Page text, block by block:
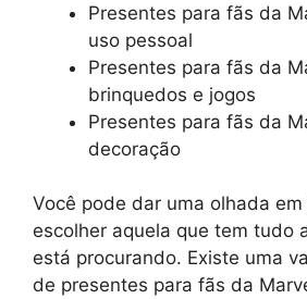
Presentes para fãs da
uso pessoal
Presentes para fãs da
brinquedos e jogos
Presentes para fãs da
decoração
Você pode dar uma olhada
escolher aquela que tem tudo
está procurando. Existe uma
de presentes para fãs da